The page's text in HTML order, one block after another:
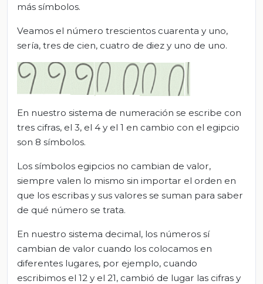
más símbolos.
Veamos el número trescientos cuarenta y uno,
sería, tres de cien, cuatro de diez y uno de uno.
En nuestro sistema de numeración se escribe con
tres cifras, el 3, el 4 y el 1 en cambio con el egipcio
son 8 símbolos.
Los símbolos egipcios no cambian de valor,
siempre valen lo mismo sin importar el orden en
que los escribas y sus valores se suman para saber
de qué número se trata.
En nuestro sistema decimal, los números sí
cambian de valor cuando los colocamos en
diferentes lugares, por ejemplo, cuando
escribimos el 12 y el 21, cambió de lugar las cifras y